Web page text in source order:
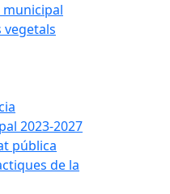
municipal
vegetals
2023-2027
pública
de la